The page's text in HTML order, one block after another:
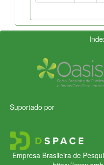
Suportado por
Empresa Brasileira de